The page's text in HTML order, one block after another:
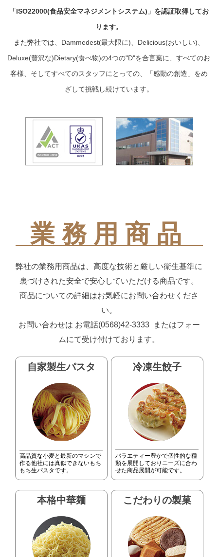
「ISO22000(食品安全マネジメントシステム)」を認証取得してお
ります。
また弊社では、Dammedest(最大限に)、Delicious(おいしい)、
Deluxe(贅沢な)Dietary(食べ物)の4つの"D"を合言葉に、すべてのお
客様、そしてすべてのスタッフにとっての、「感動の創造」をめ
ざして挑戦し続けています。
業務用商品
弊社の業務用商品は、高度な技術と厳しい衛生基準に
裏づけされた安全で安心していただける商品です。
商品についての詳細はお気軽にお問い合わせくださ
い。
お問い合わせは お電話(0568)42-3333 またはフォー
ムにて受け付けております。
自家製生パスタ
高品質な小麦と最新のマシンで
作る他社には真似できないもち
もち生パスタです。
冷凍生餃子
バラエティー豊かで個性的な種
類を展開しておりニーズに合わ
せた商品展開が可能です。
本格中華麺 こだわりの製菓